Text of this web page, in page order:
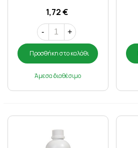
1,72 €
- +
Προσθήκη στο καλάθι
Άμεσα διαθέσιμο